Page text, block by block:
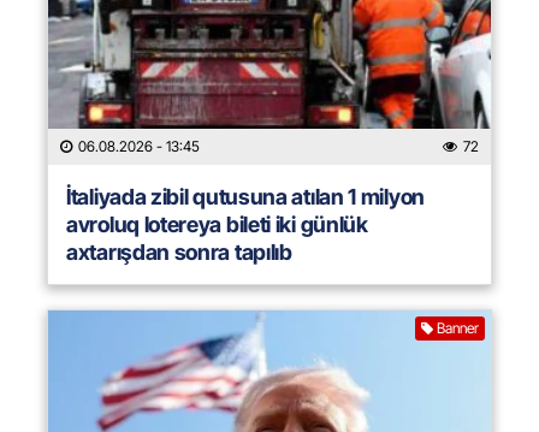
06.08.2026 - 13:45 72
İtaliyada zibil qutusuna atılan 1 milyon
avroluq lotereya bileti iki günlük
axtarışdan sonra tapılıb
Banner